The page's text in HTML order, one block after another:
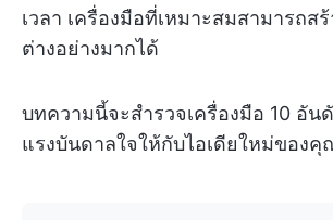
เวลา เครื่องมือที่เหมาะสมสามารถส
ต่างอย่างมากได้
บทความนี้จะสำรวจเครื่องมือ 10 อัน
แรงบันดาลใจให้กับไอเดียใหม่ของคุ